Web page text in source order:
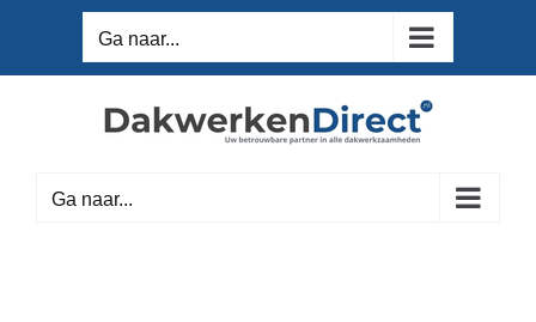
inhoud
Ga naar...
Ga naar...